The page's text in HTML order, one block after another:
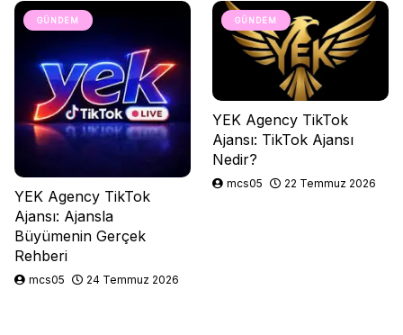
GÜNDEM
YEK Agency TikTok
Ajansı: Ajansla
Büyümenin Gerçek
Rehberi
mcs05 24 Temmuz 2026
GÜNDEM
YEK Agency TikTok
Ajansı: TikTok Ajansı
Nedir?
mcs05 22 Temmuz 2026